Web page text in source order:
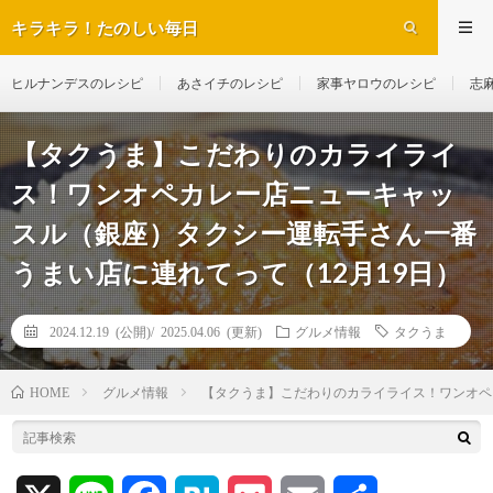
キラキラ！たのしい毎日
ヒルナンデスのレシピ あさイチのレシピ 家事ヤロウのレシピ 志
【タクうま】こだわりのカライライ
ス！ワンオペカレー店ニューキャッ
スル（銀座）タクシー運転手さん一番
うまい店に連れてって（12月19日）
2024.12.19 (公開)/ 2025.04.06 (更新) グルメ情報 タクうま
HOME グルメ情報 【タクうま】こだわりのカライライス！ワン